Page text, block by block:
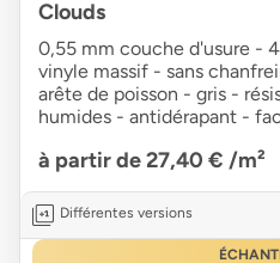
Clouds
0,55 mm couche d'usure -
vinyle massif - sans
arête de poisson - gris -
humides - antidérapant -
à partir de 27,40 € /m²
Différentes versions